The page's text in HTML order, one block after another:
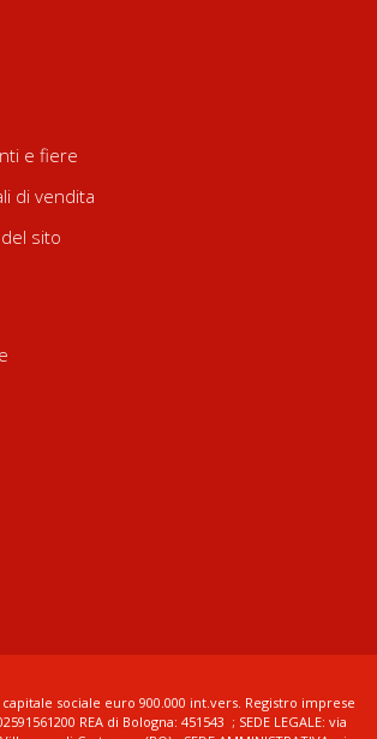
e fiere
di vendita
sito
- capitale sociale euro 900.000 int.vers. Registro imprese
REA di Bologna: 451543 ; SEDE LEGALE: via